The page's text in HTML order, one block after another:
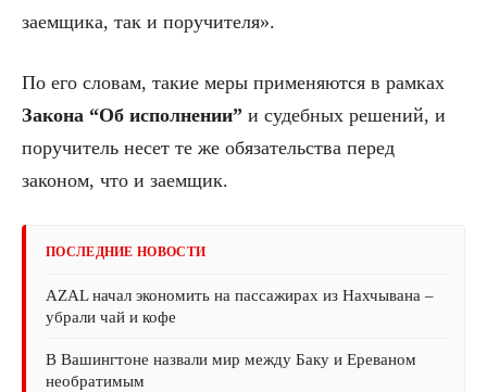
заемщика, так и поручителя».
По его словам, такие меры применяются в рамках
Закона “Об исполнении” и судебных решений, и
поручитель несет те же обязательства перед
законом, что и заемщик.
ПОСЛЕДНИЕ НОВОСТИ
AZAL начал экономить на пассажирах из Нахчывана –
убрали чай и кофе
В Вашингтоне назвали мир между Баку и Ереваном
необратимым